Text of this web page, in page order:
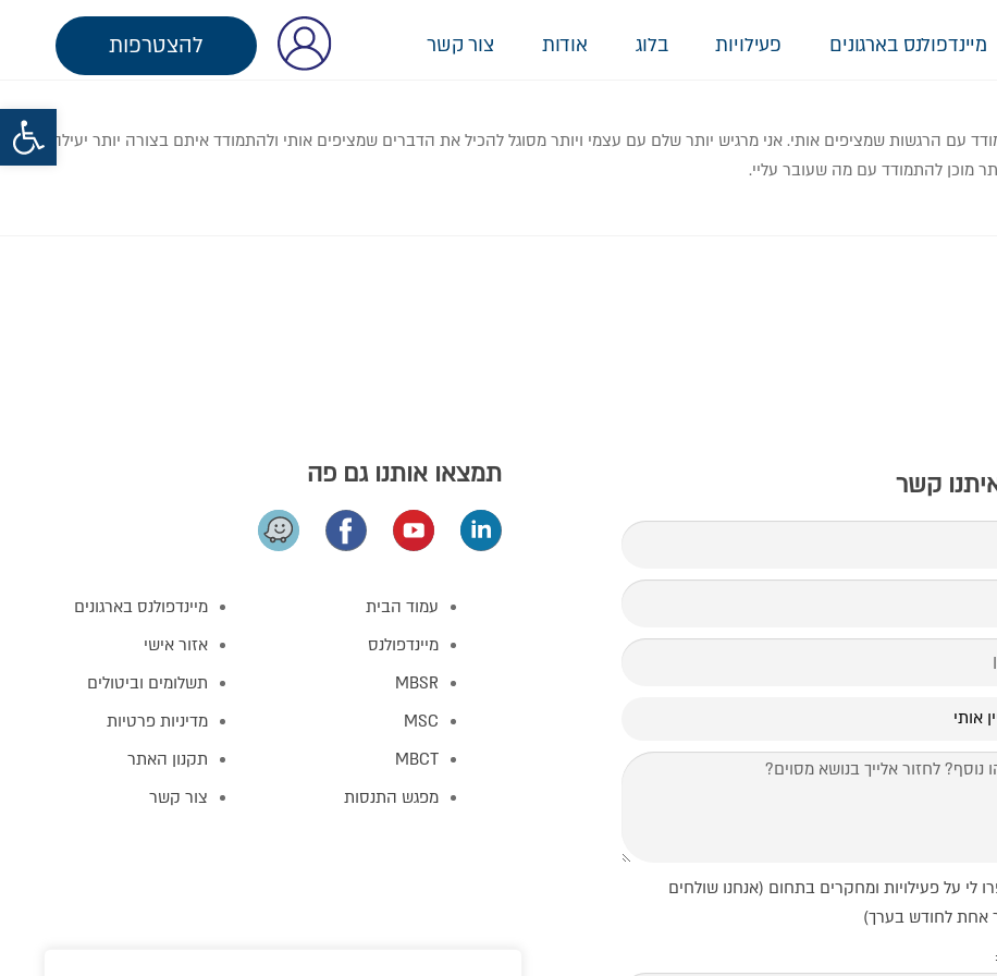
פתח סרגל נגישות
מיינדפולנס בארגונים פעילויות בלוג אודות צור קשר להצטרפות
עם הרגשות שמציפים אותי. אני מרגיש יותר שלם עם עצמי ויותר מסוגל להכיל את הדברים שמציפים אותי ולהתמודד איתם בצורה יותר יעילה ופחות
מוכן להתמודד עם מה שעובר עליי.
קשר
לי על פעילויות ומחקרים בתחום (אנחנו שולחים
אחת לחודש בערך)
תמצאו אותנו גם פה
עמוד הבית
מיינדפולנס
MBSR
MSC
MBCT
מפגש התנסות
מיינדפולנס בארגונים
אזור אישי
תשלומים וביטולים
מדיניות פרטיות
תקנון האתר
צור קשר